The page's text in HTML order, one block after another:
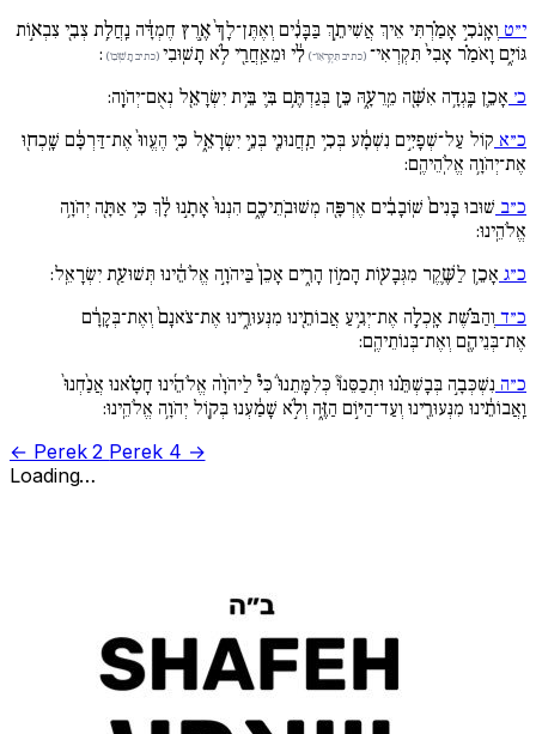
י״ט וְאָֽנֹכִ֣י אָמַ֗רְתִּי אֵיךְ אֲשִׁיתֵ֣ךְ בַּבָּנִ֔ים וְאֶתֶּן־לָךְ֙ אֶ֣רֶץ חֶמְדָּ֔ה נַֽחֲלַ֥ת צְבִ֖י צִבְא֣וֹת
גּוֹיִ֑ם וָאֹמַ֗ר אָבִי֙ תִּקְרְאִי־ (כתיב תִּקְרְאִו־) לִ֔י וּמֵאַֽחֲרַ֖י לֹ֥א תָשֽׁוּבִי (כתיב תָשֽׁוּבִו) :
כ׳ אָכֵ֛ן בָּֽגְדָ֥ה אִשָּׁ֖ה מֵֽרֵעָ֑הּ כֵּ֣ן בְּגַדְתֶּ֥ם בִּ֛י בֵּ֥ית יִשְׂרָאֵ֖ל נְאֻם־יְהֹוָֽה:
כ״א קוֹל עַל־שְׁפָיִ֣ים נִשְׁמָ֔ע בְּכִ֥י תַֽחֲנוּנֵ֖י בְּנֵ֣י יִשְׂרָאֵ֑ל כִּ֚י הֶעֱווּ֙ אֶת־דַּרְכָּ֔ם שָֽׁכְח֖וּ
אֶת־יְהֹוָ֥ה אֱלֹֽהֵיהֶֽם:
כ״ב שׁוּבוּ בָּנִים֙ שֽׁוֹבָבִ֔ים אֶרְפָּ֖ה מְשׁוּבֹֽתֵיכֶ֑ם הִנְנוּ֙ אָתָ֣נוּ לָ֔ךְ כִּ֥י אַתָּ֖ה יְהֹוָ֥ה
אֱלֹהֵֽינוּ:
כ״ג אָכֵ֥ן לַשֶּׁ֛קֶר מִגְּבָע֖וֹת הָמ֣וֹן הָרִ֑ים אָכֵן֙ בַּיהֹוָ֣ה אֱלֹהֵ֔ינוּ תְּשׁוּעַ֖ת יִשְׂרָאֵֽל:
כ״ד וְהַבֹּ֗שֶׁת אָֽכְלָ֛ה אֶת־יְגִ֥יעַ אֲבוֹתֵ֖ינוּ מִנְּעוּרֵ֑ינוּ אֶת־צֹאנָם֙ וְאֶת־בְּקָרָ֔ם
אֶת־בְּנֵיהֶ֖ם וְאֶת־בְּנוֹתֵיהֶֽם:
כ״ה נִשְׁכְּבָ֣ה בְּבָשְׁתֵּ֗נוּ וּתְכַסֵּנוּ֘ כְּלִמָּתֵנוּ֒ כִּי֩ לַיהֹוָ֨ה אֱלֹהֵ֜ינוּ חָטָ֗אנוּ אֲנַ֙חְנוּ֙
וַֽאֲבוֹתֵ֔ינוּ מִנְּעוּרֵ֖ינוּ וְעַד־הַיּ֣וֹם הַזֶּ֑ה וְלֹ֣א שָׁמַ֔עְנוּ בְּק֖וֹל יְהֹוָ֥ה אֱלֹהֵֽינוּ:
← Perek 2 Perek 4 →
Loading…